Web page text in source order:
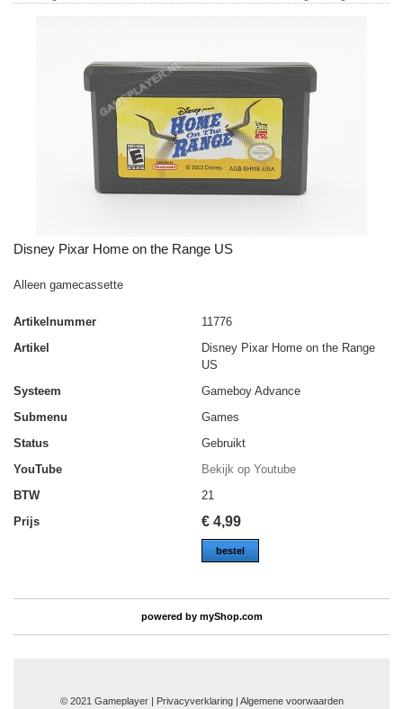
Disney Pixar Home on the Range US
Alleen gamecassette
Artikelnummer
11776
Artikel
Disney Pixar Home on the Range
US
Systeem
Gameboy Advance
Submenu
Games
Status
Gebruikt
YouTube
Bekijk op Youtube
BTW
21
Prijs
€ 4,99
bestel
powered by myShop.com
© 2021 Gameplayer | Privacyverklaring | Algemene voorwaarden